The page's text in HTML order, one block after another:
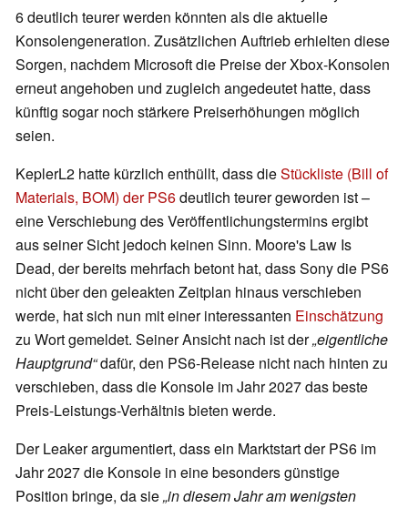
6 deutlich teurer werden könnten als die aktuelle
Konsolengeneration. Zusätzlichen Auftrieb erhielten diese
Sorgen, nachdem Microsoft die Preise der Xbox-Konsolen
erneut angehoben und zugleich angedeutet hatte, dass
künftig sogar noch stärkere Preiserhöhungen möglich
seien.
KeplerL2 hatte kürzlich enthüllt, dass dieStückliste (Bill of
Materials, BOM) der PS6deutlich teurer geworden ist –
eine Verschiebung des Veröffentlichungstermins ergibt
aus seiner Sicht jedoch keinen Sinn. Moore's Law Is
Dead, der bereits mehrfach betont hat, dass Sony die PS6
nicht über den geleakten Zeitplan hinaus verschieben
werde, hat sich nun mit einer interessanten Einschätzung
zu Wort gemeldet. Seiner Ansicht nach ist der„eigentliche
Hauptgrund“dafür, den PS6-Release nicht nach hinten zu
verschieben, dass die Konsole im Jahr 2027 das beste
Preis-Leistungs-Verhältnis bieten werde.
Der Leaker argumentiert, dass ein Marktstart der PS6 im
Jahr 2027 die Konsole in eine besonders günstige
Position bringe, da sie„in diesem Jahr am wenigsten